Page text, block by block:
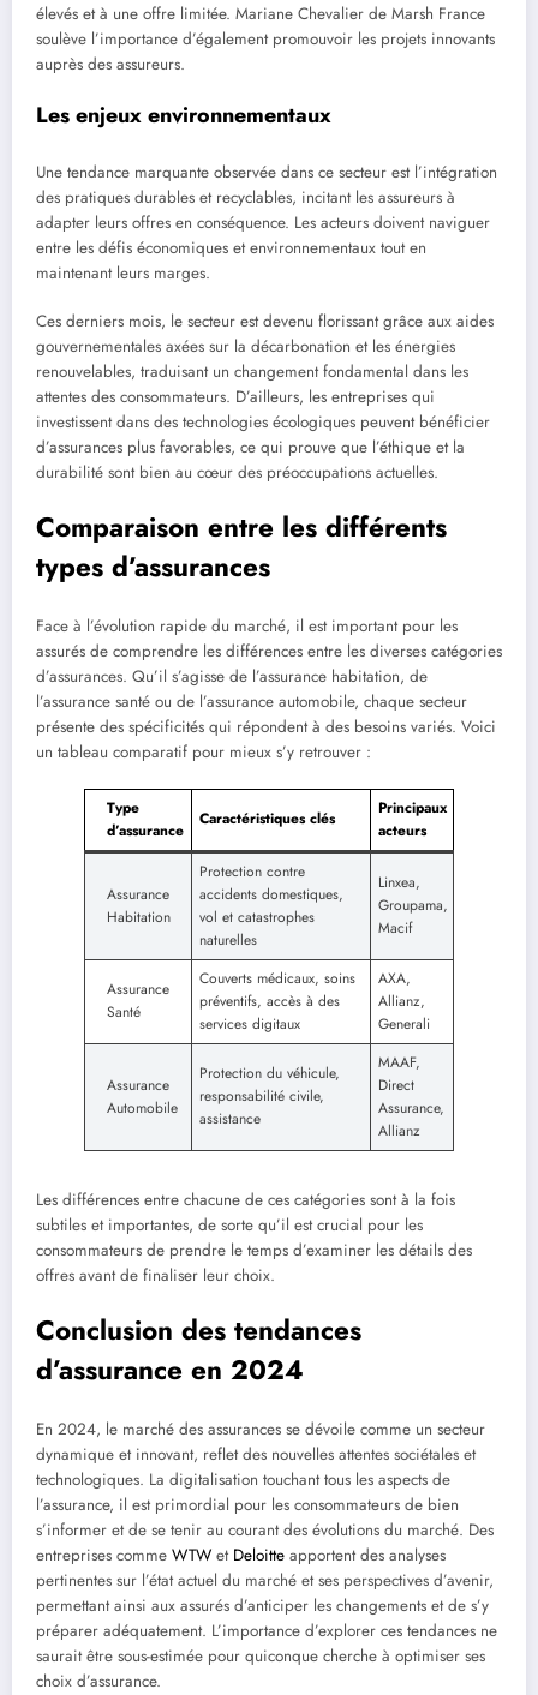
élevés et à une offre limitée. Mariane Chevalier de Marsh France
soulève l’importance d’également promouvoir les projets innovants
auprès des assureurs.
Les enjeux environnementaux
Une tendance marquante observée dans ce secteur est l’intégration
des pratiques durables et recyclables, incitant les assureurs à
adapter leurs offres en conséquence. Les acteurs doivent naviguer
entre les défis économiques et environnementaux tout en
maintenant leurs marges.
Ces derniers mois, le secteur est devenu florissant grâce aux aides
gouvernementales axées sur la décarbonation et les énergies
renouvelables, traduisant un changement fondamental dans les
attentes des consommateurs. D’ailleurs, les entreprises qui
investissent dans des technologies écologiques peuvent bénéficier
d’assurances plus favorables, ce qui prouve que l’éthique et la
durabilité sont bien au cœur des préoccupations actuelles.
Comparaison entre les différents
types d’assurances
Face à l’évolution rapide du marché, il est important pour les
assurés de comprendre les différences entre les diverses catégories
d’assurances. Qu’il s’agisse de l’assurance habitation, de
l’assurance santé ou de l’assurance automobile, chaque secteur
présente des spécificités qui répondent à des besoins variés. Voici
un tableau comparatif pour mieux s’y retrouver :
Type
d’assurance
Caractéristiques clés
Principaux
acteurs
Assurance
Habitation
Protection contre
accidents domestiques,
vol et catastrophes
naturelles
Linxea,
Groupama,
Macif
Assurance
Santé
Couverts médicaux, soins
préventifs, accès à des
services digitaux
AXA,
Allianz,
Generali
Assurance
Automobile
Protection du véhicule,
responsabilité civile,
assistance
MAAF,
Direct
Assurance,
Allianz
Les différences entre chacune de ces catégories sont à la fois
subtiles et importantes, de sorte qu’il est crucial pour les
consommateurs de prendre le temps d’examiner les détails des
offres avant de finaliser leur choix.
Conclusion des tendances
d’assurance en 2024
En 2024, le marché des assurances se dévoile comme un secteur
dynamique et innovant, reflet des nouvelles attentes sociétales et
technologiques. La digitalisation touchant tous les aspects de
l’assurance, il est primordial pour les consommateurs de bien
s’informer et de se tenir au courant des évolutions du marché. Des
entreprises comme WTW et Deloitte apportent des analyses
pertinentes sur l’état actuel du marché et ses perspectives d’avenir,
permettant ainsi aux assurés d’anticiper les changements et de s’y
préparer adéquatement. L’importance d’explorer ces tendances ne
saurait être sous-estimée pour quiconque cherche à optimiser ses
choix d’assurance.